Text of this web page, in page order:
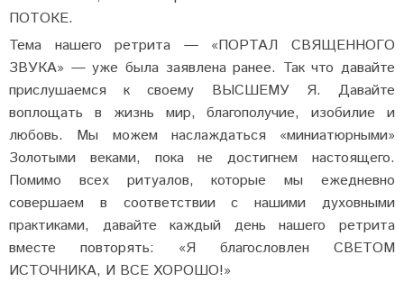
ПОТОКЕ.
Тема нашего ретрита — «ПОРТАЛ СВЯЩЕННОГО
ЗВУКА» — уже была заявлена ранее. Так что давайте
прислушаемся к своему ВЫСШЕМУ Я. Давайте
воплощать в жизнь мир, благополучие, изобилие и
любовь. Мы можем наслаждаться «миниатюрными»
Золотыми веками, пока не достигнем настоящего.
Помимо всех ритуалов, которые мы ежедневно
совершаем в соответствии с нашими духовными
практиками, давайте каждый день нашего ретрита
вместе повторять: «Я благословлен СВЕТОМ
ИСТОЧНИКА, И ВСЕ ХОРОШО!»